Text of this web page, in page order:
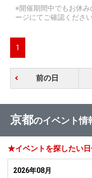
※開催期間中でもお休
ージにてご確認ください
1
前の日
京都のイベント情
★イベントを探したい日
2026年08月